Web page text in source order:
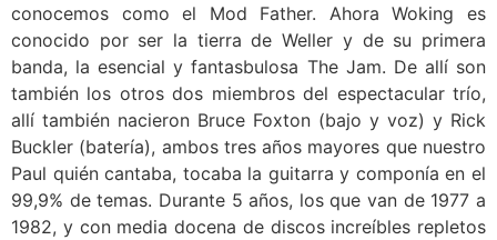
conocemos como el Mod Father. Ahora Woking es
conocido por ser la tierra de Weller y de su primera
banda, la esencial y fantasbulosa The Jam. De allí son
también los otros dos miembros del espectacular trío,
allí también nacieron Bruce Foxton (bajo y voz) y Rick
Buckler (batería), ambos tres años mayores que nuestro
Paul quién cantaba, tocaba la guitarra y componía en el
99,9% de temas. Durante 5 años, los que van de 1977 a
1982, y con media docena de discos increíbles repletos